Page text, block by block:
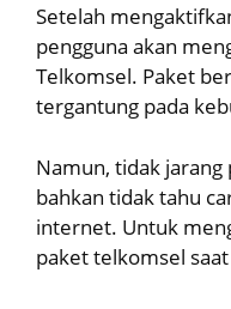
Setelah
pengguna akan
Telkomsel. Paket
tergantung pada
Namun, tidak jarang
bahkan tidak tahu
internet. Untuk
paket telkomsel